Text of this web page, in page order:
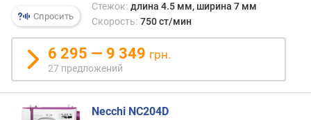
в
в
ы
х
к
д
о
о
Спросить
Стежок: длина 4.5 мм, ширина 7 мм
Скорость: 750 ст/мин
6 295 — 9 349 грн.
27 предложений
Necchi NC204D